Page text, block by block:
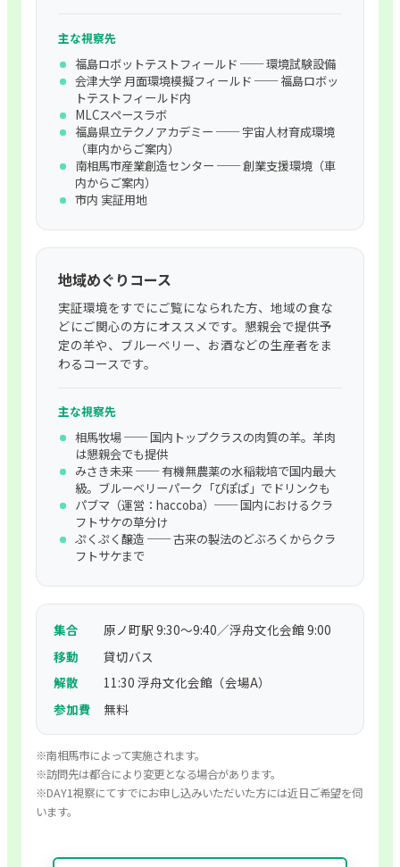
主な視察先
福島ロボットテストフィールド ── 環境試験設備
会津大学 月面環境模擬フィールド ── 福島ロボッ
トテストフィールド内
MLCスペースラボ
福島県立テクノアカデミー ── 宇宙人材育成環境
（車内からご案内）
南相馬市産業創造センター ── 創業支援環境（車
内からご案内）
市内 実証用地
地域めぐりコース
実証環境をすでにご覧になられた方、地域の食な
どにご関心の方にオススメです。懇親会で提供予
定の羊や、ブルーベリー、お酒などの生産者をま
わるコースです。
主な視察先
相馬牧場 ── 国内トップクラスの肉質の羊。羊肉
は懇親会でも提供
みさき未来 ── 有機無農薬の水稲栽培で国内最大
級。ブルーベリーパーク「ぴぽぱ」でドリンクも
パブマ（運営：haccoba）── 国内におけるクラ
フトサケの草分け
ぷくぷく醸造 ── 古来の製法のどぶろくからクラ
フトサケまで
集合
原ノ町駅 9:30〜9:40／浮舟文化会館 9:00
移動
貸切バス
解散
11:30 浮舟文化会館（会場A）
参加費
無料
※南相馬市によって実施されます。
※訪問先は都合により変更となる場合があります。
※DAY1視察にてすでにお申し込みいただいた方には近日ご希望を伺
います。